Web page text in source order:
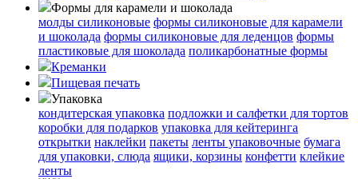
Формы для карамели и шоколада
молды силиконовые формы силиконовые для карамели
и шоколада формы силиконовые для леденцов формы
пластиковые для шоколада поликарбонатные формы
Креманки
Пищевая печать
Упаковка
кондитерская упаковка подложки и салфетки для тортов
коробки для подарков упаковка для кейтеринга
открытки наклейки пакеты ленты упаковочные бумага
для упаковки, слюда ящики, корзины конфетти клейкие
ленты